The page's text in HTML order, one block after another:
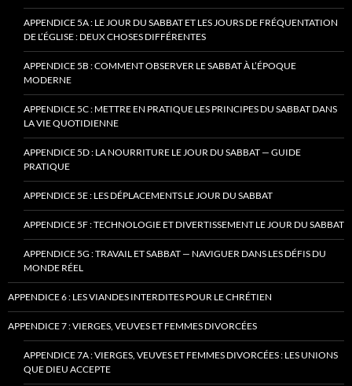
APPENDICE 5A : LE JOUR DU SABBAT ET LES JOURS DE FRÉQUENTATION
DE L’ÉGLISE : DEUX CHOSES DIFFÉRENTES
APPENDICE 5B : COMMENT OBSERVER LE SABBAT À L’ÉPOQUE
MODERNE
APPENDICE 5C : METTRE EN PRATIQUE LES PRINCIPES DU SABBAT DANS
LA VIE QUOTIDIENNE
APPENDICE 5D : LA NOURRITURE LE JOUR DU SABBAT — GUIDE
PRATIQUE
APPENDICE 5E : LES DÉPLACEMENTS LE JOUR DU SABBAT
APPENDICE 5F : TECHNOLOGIE ET DIVERTISSEMENT LE JOUR DU SABBAT
APPENDICE 5G : TRAVAIL ET SABBAT — NAVIGUER DANS LES DÉFIS DU
MONDE RÉEL
APPENDICE 6 : LES VIANDES INTERDITES POUR LE CHRÉTIEN
APPENDICE 7 : VIERGES, VEUVES ET FEMMES DIVORCÉES
APPENDICE 7A : VIERGES, VEUVES ET FEMMES DIVORCÉES : LES UNIONS
QUE DIEU ACCEPTE